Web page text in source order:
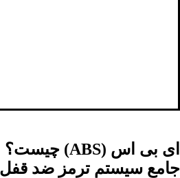
ای بی اس (ABS)
چیست؟ |
جامع سیستم ترمز ضد قفل